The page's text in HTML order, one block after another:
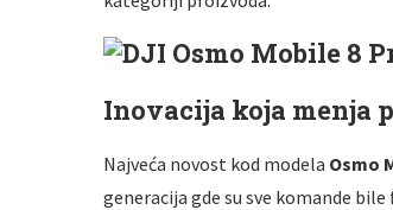
Inovacija koja menja
Najveća novost kod modela Osmo
generacija gde su sve komande